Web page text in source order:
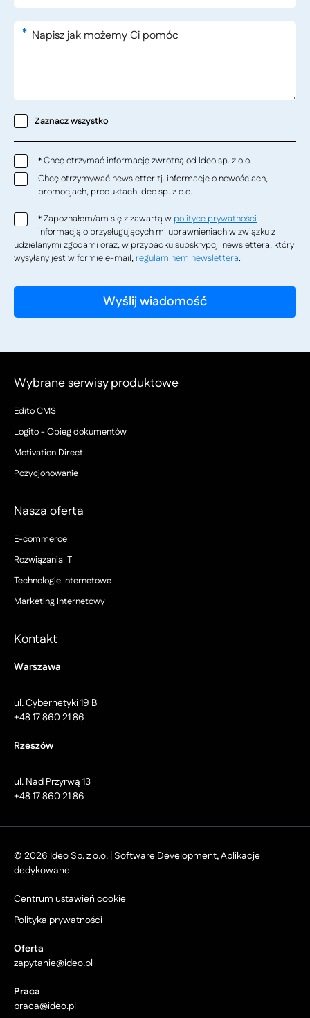
*
Zaznacz wszystko
*Chcę otrzymać informację zwrotną od Ideo sp. z o.o.
Chcę otrzymywać newsletter tj. informacje o nowościach,
promocjach, produktach Ideo sp. z o.o.
*Zapoznałem/am się z zawartą w polityce prywatności
informacją o przysługujących mi uprawnieniach w związku z
udzielanymi zgodami oraz, w przypadku subskrypcji newslettera, który
wysyłany jest w formie e-mail, regulaminem newslettera.
Wybrane serwisy produktowe
Edito CMS
Logito - Obieg dokumentów
Motivation Direct
Pozycjonowanie
Nasza oferta
E-commerce
Rozwiązania IT
Technologie Internetowe
Marketing Internetowy
Kontakt
Warszawa
ul. Cybernetyki 19 B
+48 17 860 21 86
Rzeszów
ul. Nad Przyrwą 13
+48 17 860 21 86
© 2026 Ideo Sp. z o.o. | Software Development, Aplikacje
dedykowane
Centrum ustawień cookie
Polityka prywatności
Oferta
zapytanie@ideo.pl
Praca
praca@ideo.pl